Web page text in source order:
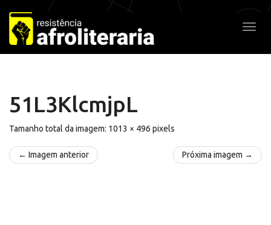
Pular
para
o
conteúdo
51L3KlcmjpL
Tamanho total da imagem: 1013 × 496 pixels
← Imagem anterior Próxima imagem →